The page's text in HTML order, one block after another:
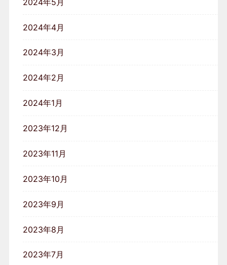
2024年4月
2024年3月
2024年2月
2024年1月
2023年12月
2023年11月
2023年10月
2023年9月
2023年8月
2023年7月